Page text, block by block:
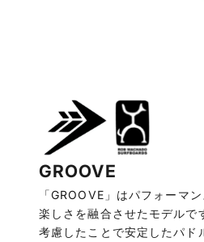
GROOVE
「GROOVE」はパフォーマ
楽しさを融合させたモデルで
考慮したことで安定したパド